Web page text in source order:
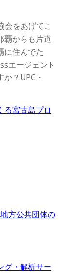
会をあげてこ
覇からも片道
に住んでた
エージェント
？UPC・
る宮古島プロ
方公共団体の
グ・解析サー